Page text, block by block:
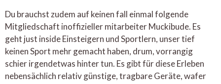
Du brauchst zudem auf keinen fall einmal folgende
Mitgliedschaft inoffizieller mitarbeiter Muckibude. Es
geht just inside Einsteigern und Sportlern, unser tief
keinen Sport mehr gemacht haben, drum, vorrangig
schier irgendetwas hinter tun. Es gibt für diese Erleben
nebensächlich relativ günstige, tragbare Geräte, wafer